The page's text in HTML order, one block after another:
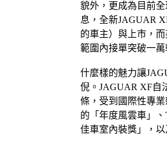
貌外，更成為目前
息，全新JAGUAR
的車主）與上市，
範圍內接單突破一
什麼樣的魅力讓
倪。JAGUAR XF自
條，受到國際性專業
的「年度風雲車」
佳車室內裝獎」，